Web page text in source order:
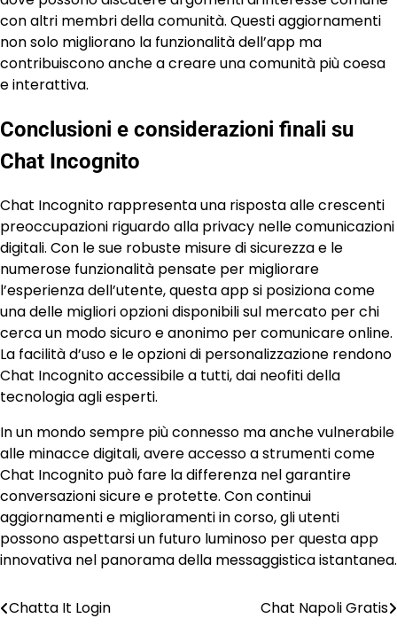
con altri membri della comunità. Questi aggiornamenti
non solo migliorano la funzionalità dell’app ma
contribuiscono anche a creare una comunità più coesa
e interattiva.
Conclusioni e considerazioni finali su
Chat Incognito
Chat Incognito rappresenta una risposta alle crescenti
preoccupazioni riguardo alla privacy nelle comunicazioni
digitali. Con le sue robuste misure di sicurezza e le
numerose funzionalità pensate per migliorare
l’esperienza dell’utente, questa app si posiziona come
una delle migliori opzioni disponibili sul mercato per chi
cerca un modo sicuro e anonimo per comunicare online.
La facilità d’uso e le opzioni di personalizzazione rendono
Chat Incognito accessibile a tutti, dai neofiti della
tecnologia agli esperti.
In un mondo sempre più connesso ma anche vulnerabile
alle minacce digitali, avere accesso a strumenti come
Chat Incognito può fare la differenza nel garantire
conversazioni sicure e protette. Con continui
aggiornamenti e miglioramenti in corso, gli utenti
possono aspettarsi un futuro luminoso per questa app
innovativa nel panorama della messaggistica istantanea.
Post
Chatta It Login Chat Napoli Gratis